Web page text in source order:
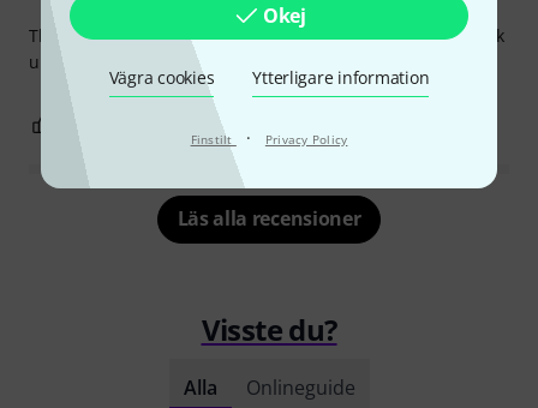
Okej
Vägra cookies Ytterligare information
Finstilt · Privacy Policy
There is no space for sustain pedal. Need every time to pick
up it separately and sometimes we forgot..
ANMÄL RECENSION
Läs alla recensioner
Visste du?
Alla Onlineguide